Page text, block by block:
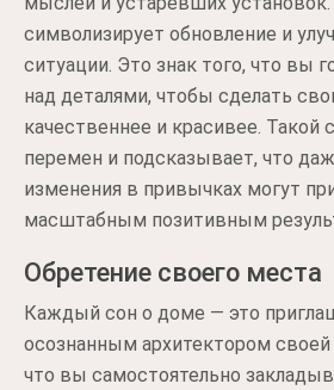
символизирует обновление и
ситуации. Это знак того, что вы
над деталями, чтобы сделать
качественнее и красивее. Такой
перемен и подсказывает, что
изменения в привычках могут
масштабным позитивным
Обретение своего места
Каждый сон о доме — это
осознанным архитектором
что вы самостоятельно